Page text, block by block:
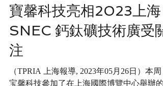
2023年5月27日
寶馨科技亮相2023上海
SNEC 鈣鈦礦技術廣受關
注